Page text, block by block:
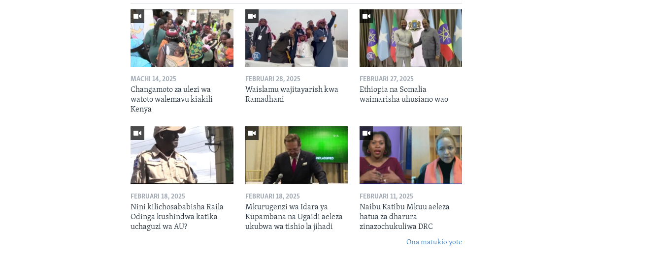
MACHI 14, 2025
Changamoto za ulezi wa
watoto walemavu kiakili
Kenya
FEBRUARI 28, 2025
Waislamu wajitayarish kwa
Ramadhani
FEBRUARI 27, 2025
Ethiopia na Somalia
waimarisha uhusiano wao
FEBRUARI 18, 2025
Nini kilichosababisha Raila
Odinga kushindwa katika
uchaguzi wa AU?
FEBRUARI 18, 2025
Mkurugenzi wa Idara ya
Kupambana na Ugaidi aeleza
ukubwa wa tishio la jihadi
FEBRUARI 11, 2025
Naibu Katibu Mkuu aeleza
hatua za dharura
zinazochukuliwa DRC
Ona matukio yote